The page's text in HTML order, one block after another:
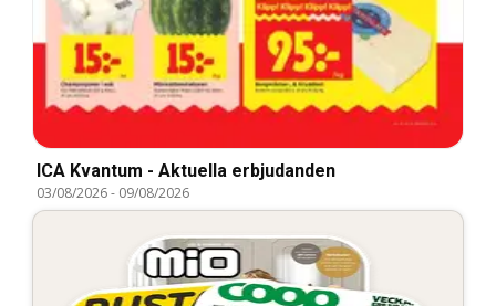
ICA Kvantum - Aktuella erbjudanden
03/08/2026- 09/08/2026